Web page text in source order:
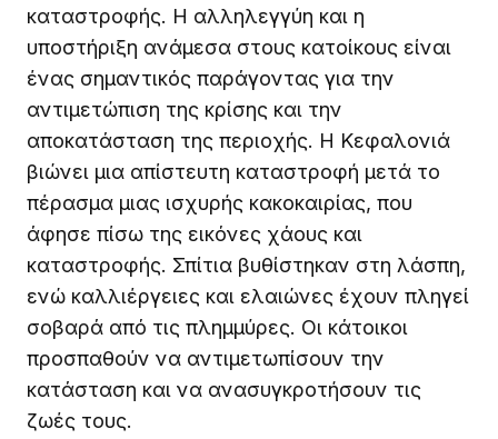
καταστροφής. Η αλληλεγγύη και η
υποστήριξη ανάμεσα στους κατοίκους είναι
ένας σημαντικός παράγοντας για την
αντιμετώπιση της κρίσης και την
αποκατάσταση της περιοχής. Η Κεφαλονιά
βιώνει μια απίστευτη καταστροφή μετά το
πέρασμα μιας ισχυρής κακοκαιρίας, που
άφησε πίσω της εικόνες χάους και
καταστροφής. Σπίτια βυθίστηκαν στη λάσπη,
ενώ καλλιέργειες και ελαιώνες έχουν πληγεί
σοβαρά από τις πλημμύρες. Οι κάτοικοι
προσπαθούν να αντιμετωπίσουν την
κατάσταση και να ανασυγκροτήσουν τις
ζωές τους.